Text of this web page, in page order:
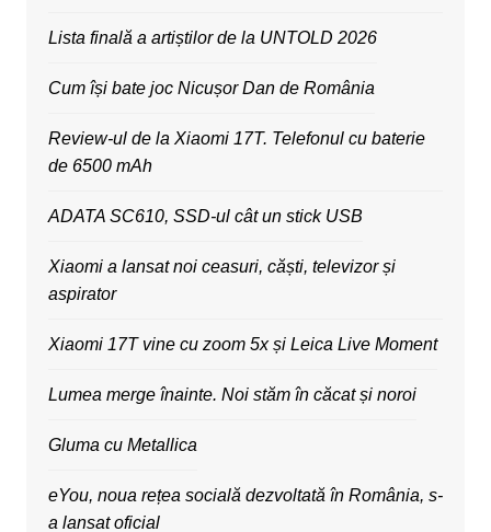
Lista finală a artiștilor de la UNTOLD 2026
Cum își bate joc Nicușor Dan de România
Review-ul de la Xiaomi 17T. Telefonul cu baterie
de 6500 mAh
ADATA SC610, SSD-ul cât un stick USB
Xiaomi a lansat noi ceasuri, căști, televizor și
aspirator
Xiaomi 17T vine cu zoom 5x și Leica Live Moment
Lumea merge înainte. Noi stăm în căcat și noroi
Gluma cu Metallica
eYou, noua rețea socială dezvoltată în România, s-
a lansat oficial